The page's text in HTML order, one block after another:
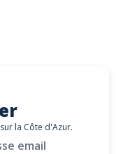
la Côte d'Azur.
email